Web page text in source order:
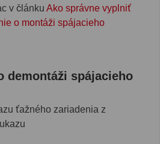
v článku Ako správne vyplniť
o montáži spájacieho
demontáži spájacieho
ťažného zariadenia z